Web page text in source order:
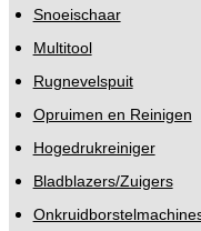
Snoeischaar
Multitool
Rugnevelspuit
Opruimen en Reinigen
Hogedrukreiniger
Bladblazers/Zuigers